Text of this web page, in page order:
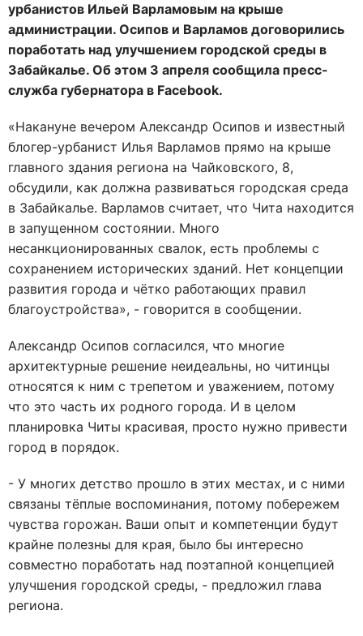
урбанистов Ильей Варламовым на крыше
администрации. Осипов и Варламов договорились
поработать над улучшением городской среды в
Забайкалье. Об этом 3 апреля сообщила пресс-
служба губернатора в Facebook.
«Накануне вечером Александр Осипов и известный
блогер-урбанист Илья Варламов прямо на крыше
главного здания региона на Чайковского, 8,
обсудили, как должна развиваться городская среда
в Забайкалье. Варламов считает, что Чита находится
в запущенном состоянии. Много
несанкционированных свалок, есть проблемы с
сохранением исторических зданий. Нет концепции
развития города и чётко работающих правил
благоустройства», - говорится в сообщении.
Александр Осипов согласился, что многие
архитектурные решение неидеальны, но читинцы
относятся к ним с трепетом и уважением, потому
что это часть их родного города. И в целом
планировка Читы красивая, просто нужно привести
город в порядок.
- У многих детство прошло в этих местах, и с ними
связаны тёплые воспоминания, потому побережем
чувства горожан. Ваши опыт и компетенции будут
крайне полезны для края, было бы интересно
совместно поработать над поэтапной концепцией
улучшения городской среды, - предложил глава
региона.